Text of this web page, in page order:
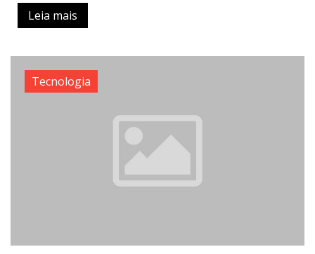
Leia mais
Tecnologia